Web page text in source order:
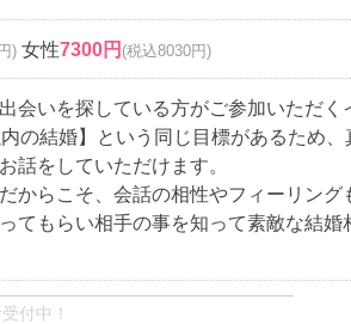
) 女性7300円 (税込8030円)
会いを探している方がご参加いただく
の結婚】という同じ目標があるため、
話をしていただけます。
からこそ、会話の相性やフィーリング
てもらい相手の事を知って素敵な結婚
付中！